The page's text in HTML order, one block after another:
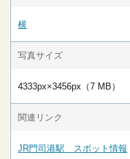
横
写真サイズ
4333px×3456px（7 MB）
関連リンク
JR門司港駅 スポット情報